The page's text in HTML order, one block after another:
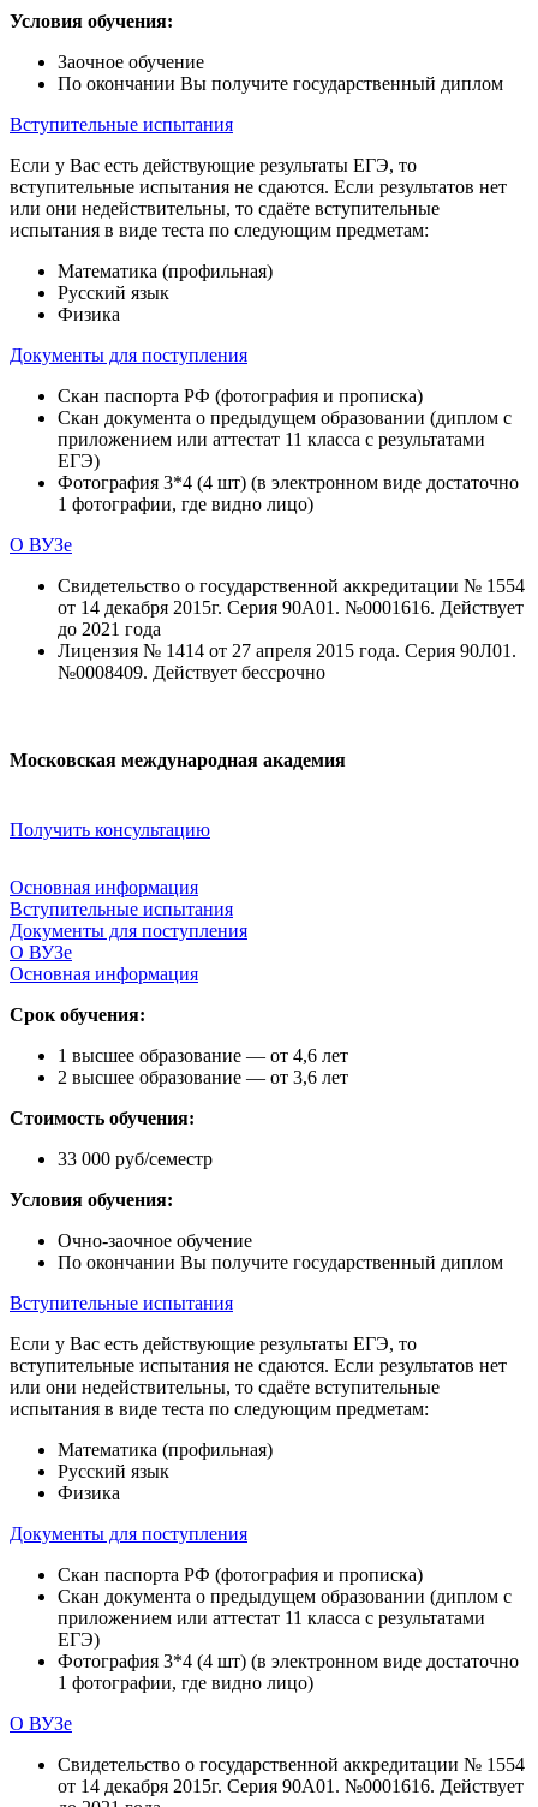
Условия обучения:
Заочное обучение
По окончании Вы получите государственный диплом
Вступительные испытания
Если у Вас есть действующие результаты ЕГЭ, то
вступительные испытания не сдаются. Если результатов нет
или они недействительны, то сдаёте вступительные
испытания в виде теста по следующим предметам:
Математика (профильная)
Русский язык
Физика
Документы для поступления
Скан паспорта РФ (фотография и прописка)
Скан документа о предыдущем образовании (диплом с
приложением или аттестат 11 класса с результатами
ЕГЭ)
Фотография 3*4 (4 шт) (в электронном виде достаточно
1 фотографии, где видно лицо)
О ВУЗе
Свидетельство о государственной аккредитации № 1554
от 14 декабря 2015г. Серия 90А01. №0001616. Действует
до 2021 года
Лицензия № 1414 от 27 апреля 2015 года. Серия 90Л01.
№0008409. Действует бессрочно
Московская международная академия
Получить консультацию
Основная информация
Вступительные испытания
Документы для поступления
О ВУЗе
Основная информация
Срок обучения:
1 высшее образование — от 4,6 лет
2 высшее образование — от 3,6 лет
Стоимость обучения:
33 000 руб/семестр
Условия обучения:
Очно-заочное обучение
По окончании Вы получите государственный диплом
Вступительные испытания
Если у Вас есть действующие результаты ЕГЭ, то
вступительные испытания не сдаются. Если результатов нет
или они недействительны, то сдаёте вступительные
испытания в виде теста по следующим предметам:
Математика (профильная)
Русский язык
Физика
Документы для поступления
Скан паспорта РФ (фотография и прописка)
Скан документа о предыдущем образовании (диплом с
приложением или аттестат 11 класса с результатами
ЕГЭ)
Фотография 3*4 (4 шт) (в электронном виде достаточно
1 фотографии, где видно лицо)
О ВУЗе
Свидетельство о государственной аккредитации № 1554
от 14 декабря 2015г. Серия 90А01. №0001616. Действует